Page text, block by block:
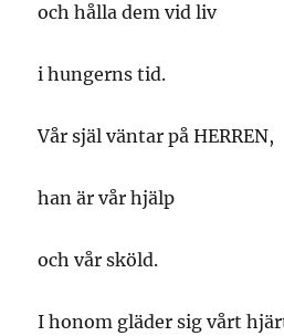
och hålla dem vid liv
i hungerns tid.
Vår själ väntar på HERREN,
han är vår hjälp
och vår sköld.
I honom gläder sig vårt